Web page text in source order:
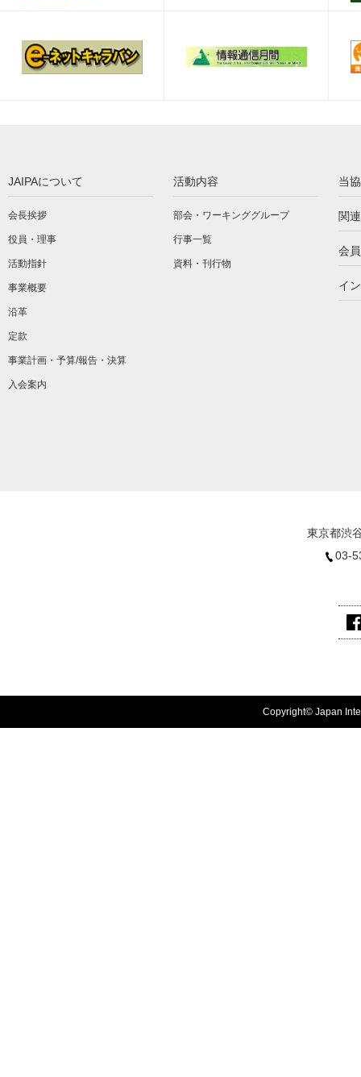
JAIPAについて
会長挨拶
役員・理事
活動指針
事業概要
沿革
定款
事業計画・予算/報告・決算
入会案内
活動内容
部会・ワーキンググループ
行事一覧
資料・刊行物
当
関
会
イ
東京都渋
03-
Copyright© Japan